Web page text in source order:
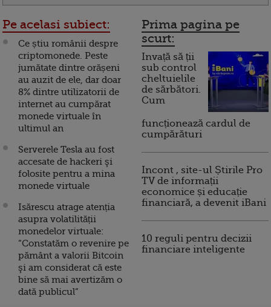
Pe acelasi subiect:
Ce știu românii despre
criptomonede. Peste
jumătate dintre orășeni
au auzit de ele, dar doar
8% dintre utilizatorii de
internet au cumpărat
monede virtuale în
ultimul an
Serverele Tesla au fost
accesate de hackeri şi
folosite pentru a mina
monede virtuale
Isărescu atrage atenția
asupra volatilității
monedelor virtuale:
“Constatăm o revenire pe
pământ a valorii Bitcoin
şi am considerat că este
bine să mai avertizăm o
dată publicul”
Prima pagina pe
scurt:
Invață să ții
sub control
cheltuielile
de sărbători.
Cum
funcționează cardul de
cumpărături
Incont , site-ul Știrile Pro
TV de informații
economice și educație
financiară, a devenit iBani
10 reguli pentru decizii
financiare inteligente